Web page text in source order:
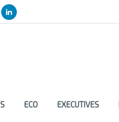
ECO EXECUTIVES